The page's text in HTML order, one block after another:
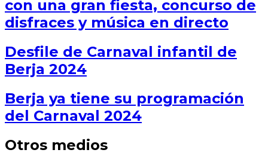
con una gran fiesta, concurso de
disfraces y música en directo
Desfile de Carnaval infantil de
Berja 2024
Berja ya tiene su programación
del Carnaval 2024
Otros medios